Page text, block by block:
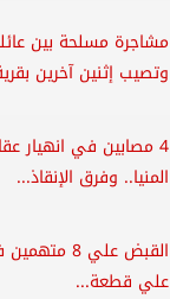
مشاجرة مسلحة بين
وتصيب إثنين آخرين
المنيا.. وفرق الإنقاذ...
القبض علي
علي قطعة...